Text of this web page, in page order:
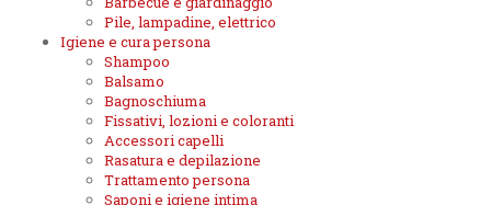
Pile, lampadine, elettrico
Igiene e cura persona
Shampoo
Balsamo
Bagnoschiuma
Fissativi, lozioni e coloranti
Accessori capelli
Rasatura e depilazione
Trattamento persona
Saponi e igiene intima